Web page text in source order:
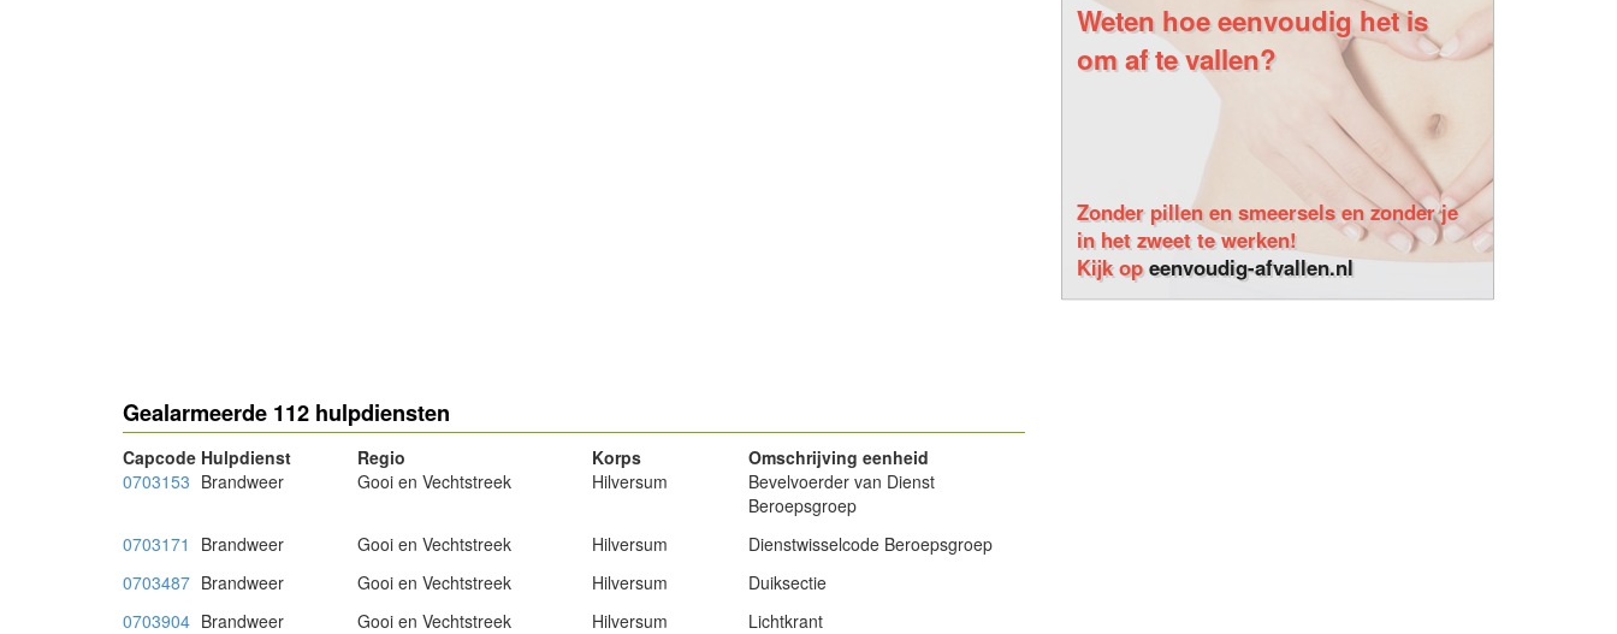
Gealarmeerde 112 hulpdiensten
Capcode Hulpdienst Regio Korps
Omschrijving eenheid
0703153 Brandweer Gooi en Vechtstreek Hilversum
Bevelvoerder van Dienst
Beroepsgroep
0703171
Brandweer Gooi en Vechtstreek Hilversum
Dienstwisselcode Beroepsgroep
0703487 Brandweer Gooi en Vechtstreek Hilversum
Duiksectie
0703904 Brandweer Gooi en Vechtstreek Hilversum
Lichtkrant
Weten hoe eenvoudig het is
om af te vallen?
Zonder pillen en smeersels en zonder je
in het zweet te werken!
Kijk opeenvoudig-afvallen.nl